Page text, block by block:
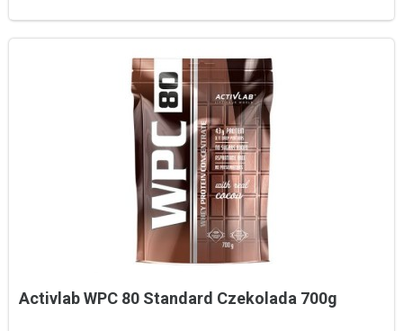
Activlab WPC 80 Standard Czekolada 700g